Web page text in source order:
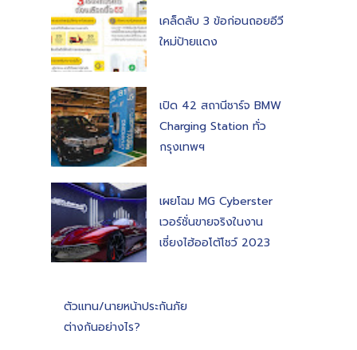
เคล็ดลับ 3 ข้อก่อนถอยอีวี
ใหม่ป้ายแดง
เปิด 42 สถานีชาร์จ BMW
Charging Station ทั่ว
กรุงเทพฯ
เผยโฉม MG Cyberster
เวอร์ชั่นขายจริงในงาน
เซี่ยงไฮ้ออโต้โชว์ 2023
ตัวแทน/นายหน้าประกันภัย
ต่างกันอย่างไร?